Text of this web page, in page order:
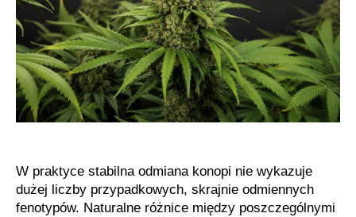
W praktyce stabilna odmiana konopi nie wykazuje
dużej liczby przypadkowych, skrajnie odmiennych
fenotypów. Naturalne różnice między poszczególnymi